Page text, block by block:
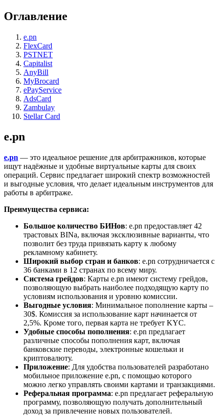
Оглавление
e.pn
FlexCard
PSTNET
Capitalist
AnyBill
MyBrocard
ePayService
AdsСard
Zambulay
Stellar Card
e.pn
e.pn — это идеальное решение для арбитражников, которые
ищут надёжные и удобные виртуальные карты для своих
операций. Сервис предлагает широкий спектр возможностей
и выгодные условия, что делает идеальным инструментов для
работы в арбитраже.
Преимущества сервиса:
Большое количество БИНов: e.pn предоставляет 42
трастовых BINа, включая эксклюзивные варианты, что
позволит без труда привязать карту к любому
рекламному кабинету.
Широкий выбор стран и банков: e.pn сотрудничается с
36 банками в 12 странах по всему миру.
Система грейдов: Карты e.pn имеют систему грейдов,
позволяющую выбрать наиболее подходящую карту по
условиям использования и уровню комиссии.
Выгодные условия: Минимальное пополнение карты –
30$. Комиссия за использование карт начинается от
2,5%. Кроме того, первая карта не требует KYC.
Удобные способы пополнения: e.pn предлагает
различные способы пополнения карт, включая
банковские переводы, электронные кошельки и
криптовалюту.
Приложение: Для удобства пользователей разработано
мобильное приложение e.pn, с помощью которого
можно легко управлять своими картами и транзакциями.
Реферальная программа: e.pn предлагает реферальную
программу, позволяющую получать дополнительный
доход за привлечение новых пользователей.